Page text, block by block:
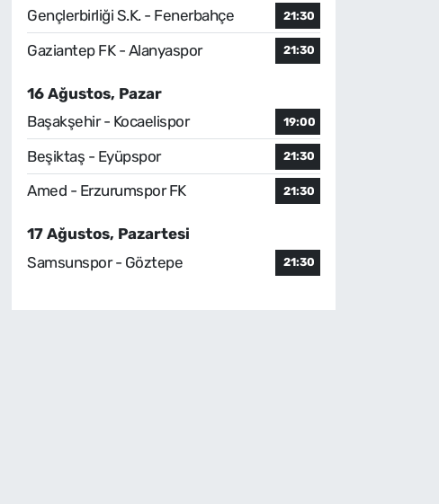
Gençlerbirliği S.K. - Fenerbahçe 21:30
Gaziantep FK - Alanyaspor 21:30
16 Ağustos, Pazar
Başakşehir - Kocaelispor
19:00
Beşiktaş - Eyüpspor 21:30
Amed - Erzurumspor FK 21:30
17 Ağustos, Pazartesi
Samsunspor - Göztepe
21:30